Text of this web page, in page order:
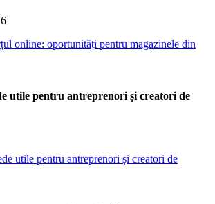
utile pentru antreprenori și creatori de